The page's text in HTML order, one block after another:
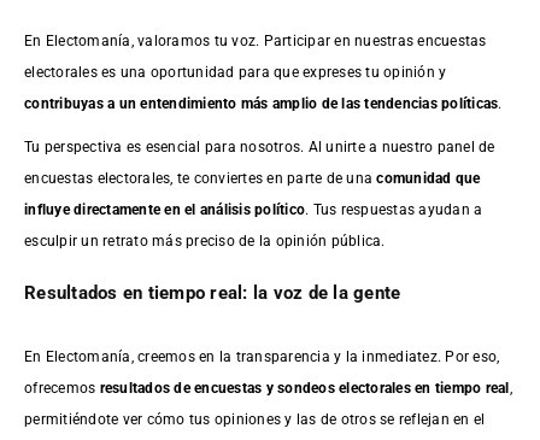
En Electomanía, valoramos tu voz. Participar en nuestras encuestas
electorales es una oportunidad para que expreses tu opinión y
contribuyas a un entendimiento más amplio de las tendencias políticas.
Tu perspectiva es esencial para nosotros. Al unirte a nuestro panel de
encuestas electorales, te conviertes en parte de unacomunidad que
influye directamente en el análisis político. Tus respuestas ayudan a
esculpir un retrato más preciso de la opinión pública.
Resultados en tiempo real: la voz de la gente
En Electomanía, creemos en la transparencia y la inmediatez. Por eso,
ofrecemos resultados deencuestas y sondeos electorales en tiempo real
permitiéndote ver cómo tus opiniones y las de otros se reflejan en el